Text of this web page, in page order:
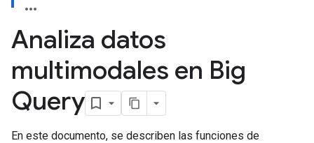
Analiza datos
multimodales en Big
Query
En este documento, se describen las funciones de